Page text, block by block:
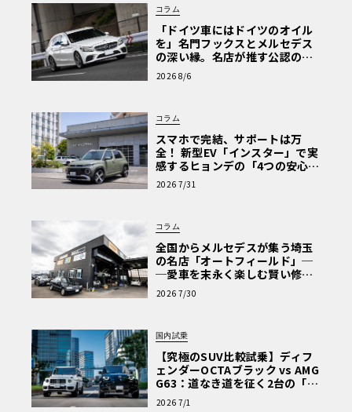
コラム
「ドイツ車にはドイツのオイル
を」名門フックスとメルセデス
の深い縁。名店が推す公認の安
心と、Cクラスで味わうシルキー
な走り〈PR〉
2026 8/6
コラム
スマホで完結、サポートは万
全！ 新型EV「インスター」で実
感するヒョンデの「4つの安心」
【第1回・ヒョンデ6つの疑問：
Why? Hyundai?】〈PR〉
2026 7/31
コラム
全国からメルセデスが集う埼玉
の名店「オートフィールド」─
─愛車を末永く楽しむ賢い修理
術と、プロがフックス製オイル
を選ぶ理由〈PR〉
2026 7/30
国内試乗
【究極のSUV比較試乗】ディフ
ェンダーOCTAブラック vs AMG
G63：道なき道を征く2台の「対
極的アプローチ」
2026 7/1